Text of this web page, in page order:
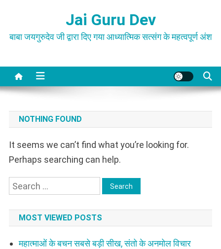
content
Jai Guru Dev
बाबा जयगुरुदेव जी द्वारा दिए गया आध्यात्मिक सत्संग के महत्वपूर्ण अंश
NOTHING FOUND
It seems we can’t find what you’re looking for.
Perhaps searching can help.
Search
MOST VIEWED POSTS
महात्माओं के बचन सबसे बड़ी सीख, संतो के अनमोल विचार